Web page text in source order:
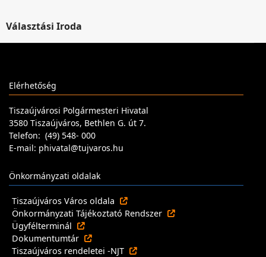
Választási Iroda
Elérhetőség
Tiszaújvárosi Polgármesteri Hivatal
3580 Tiszaújváros, Bethlen G. út 7.
Telefon: (49) 548- 000
E-mail: phivatal@tujvaros.hu
Önkormányzati oldalak
Tiszaújváros Város oldala
Önkormányzati Tájékoztató Rendszer
Ügyfélterminál
Dokumentumtár
Tiszaújváros rendeletei -NJT